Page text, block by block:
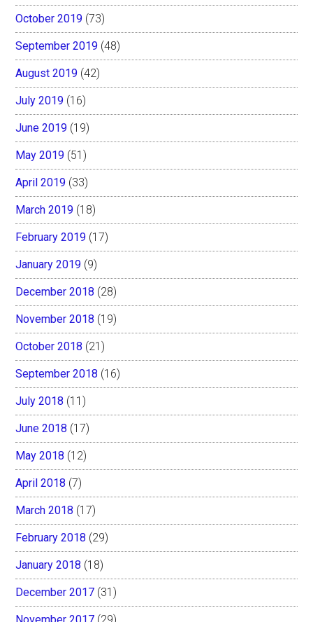
October 2019 (73)
September 2019 (48)
August 2019 (42)
July 2019 (16)
June 2019 (19)
May 2019 (51)
April 2019 (33)
March 2019 (18)
February 2019 (17)
January 2019 (9)
December 2018 (28)
November 2018 (19)
October 2018 (21)
September 2018 (16)
July 2018 (11)
June 2018 (17)
May 2018 (12)
April 2018 (7)
March 2018 (17)
February 2018 (29)
January 2018 (18)
December 2017 (31)